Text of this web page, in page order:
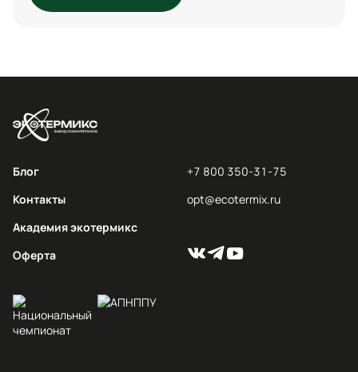
Блог
Контакты
Академия экотермикс
Оферта
+7 800 350-31-75
opt@ecotermix.ru